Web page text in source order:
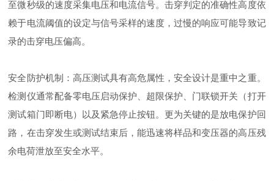
至微秒级的速度采集电压和电流信号。击穿判定的准确性高度依
赖于电流阈值的设定与信号采样的速度，过慢的响应可能导致记
录的击穿电压偏高。
安全防护机制：高压测试具有高危属性，安全设计是重中之重。
检测仪通常配备零电压启动保护、超限保护、门联锁开关（打开
测试箱门即断电）以及紧急停止按钮。更为关键的是放电保护回
路，在击穿发生或测试结束后，能迅速将样品和变压器的高压残
余电荷泄放至安全水平。